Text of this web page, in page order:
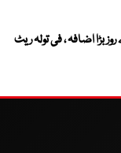
اضافہ ، فی تولہ ریٹ